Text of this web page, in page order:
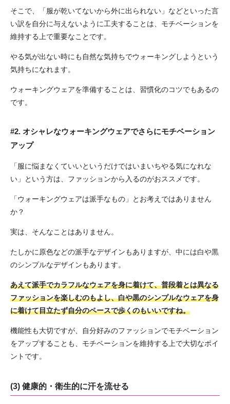
そこで、「服が乾いてないから外に出られない」などといった言
い訳を自分に与えないように工夫することは、モチベーションを
維持する上で重要なことです。
やる気が出ない時にも自然な気持ちでウォーキングしようという
気持ちになれます。
ウォーキングウェアを準備することは、習慣化のコツでもあるの
です。
#2. オシャレなウォーキングウェアでさらにモチベーション
アップ
「服に悩まなくていいというだけではいまいちやる気になれな
い」という方は、ファッションから入るのがおススメです。
「ウォーキングウェアは派手なもの」とお考えではありません
か？
実は、そんなことはありません。
たしかに原色などの派手なデザインもありますが、中には白や黒
のシンプルなデザインもあります。
あえて派手でカラフルなウェアを身に着けて、普段着とは異なる
ファッションを楽しむのもよし、白や黒のシンプルなウェアを身
に着けて目立たず自分のペースで歩くのもいいですね。
機能性も大切ですが、自分好みのファッションでモチベーション
をアップすることも、モチベーションを維持する上で大切なポイ
ントです。
(3) 健康的・衛生的に汗を流せる